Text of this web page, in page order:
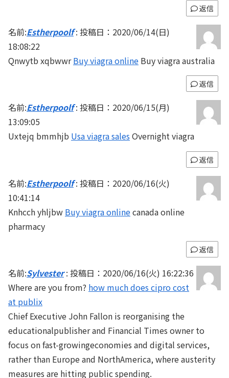
返信
名前:Estherpoolf: 投稿日：2020/06/14(日)
18:08:22
Qnwytb xqbwwrBuy viagra online Buy viagra australia
返信
名前:Estherpoolf: 投稿日：2020/06/15(月)
13:09:05
Uxtejq bmmhjb Usa viagra sales Overnight viagra
返信
名前:Estherpoolf: 投稿日：2020/06/16(火)
10:41:14
Knhcch yhljbw Buy viagra onlinecanada online
pharmacy
返信
名前:Sylvester: 投稿日：2020/06/16(火) 16:22:36
Where are you from? how much does cipro cost
at publix
Chief Executive John Fallon is reorganising the
educationalpublisher and Financial Times owner to
focus on fast-growingeconomies and digital services,
rather than Europe and NorthAmerica, where austerity
measures are hitting public spending.